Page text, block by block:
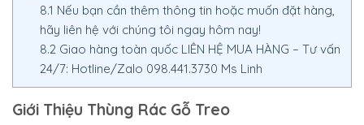
8.1 Nếu bạn cần thêm thông tin hoặc muốn đặt hàng,
hãy liên hệ với chúng tôi ngay hôm nay!
8.2Giao hàng toàn quốc LIÊN HỆ MUA HÀNG – Tư vấn
24/7: Hotline/Zalo 098.441.3730 Ms Linh
Giới Thiệu Thùng Rác Gỗ Treo